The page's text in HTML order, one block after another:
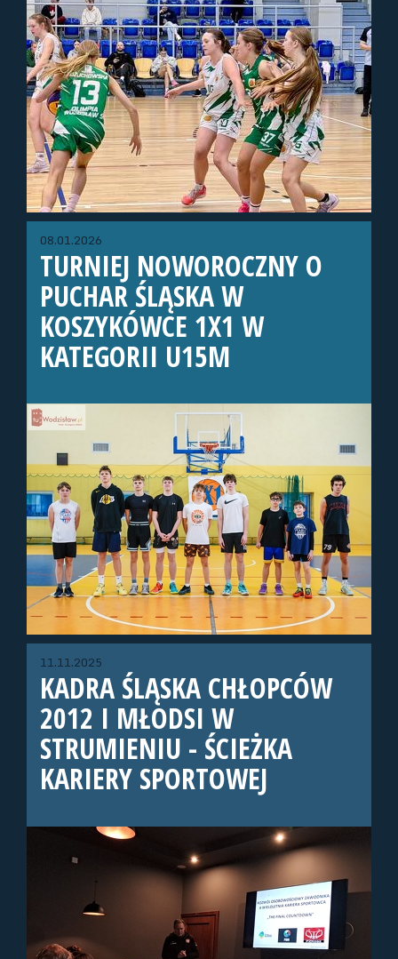
08.01.2026
TURNIEJ NOWOROCZNY O
PUCHAR ŚLĄSKA W
KOSZYKÓWCE 1X1 W
KATEGORII U15M
11.11.2025
KADRA ŚLĄSKA CHŁOPCÓW
2012 I MŁODSI W
STRUMIENIU - ŚCIEŻKA
KARIERY SPORTOWEJ